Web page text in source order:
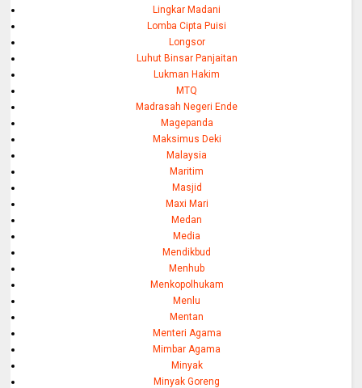
Lingkar Madani
Lomba Cipta Puisi
Longsor
Luhut Binsar Panjaitan
Lukman Hakim
MTQ
Madrasah Negeri Ende
Magepanda
Maksimus Deki
Malaysia
Maritim
Masjid
Maxi Mari
Medan
Media
Mendikbud
Menhub
Menkopolhukam
Menlu
Mentan
Menteri Agama
Mimbar Agama
Minyak
Minyak Goreng